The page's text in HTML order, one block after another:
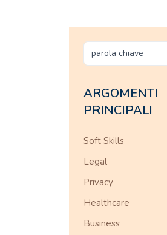
ARGOMENTI
PRINCIPALI
Soft Skills
Legal
Privacy
Healthcare
Business